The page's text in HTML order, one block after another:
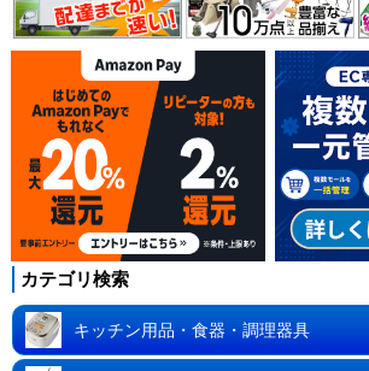
カテゴリ検索
キッチン用品・食器・調理器具